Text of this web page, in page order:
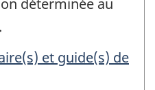
déterminée au
et guide(s) de